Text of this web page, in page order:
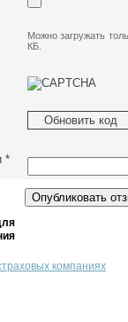
Можно загружать
КБ.
Обновить код
*
компаниях